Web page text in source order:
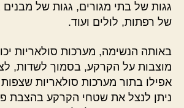
גגות של בתי מגורים, גגות של מבנים
של רפתות, לולים ועוד.
באותה הנשימה, מערכות סולאריות
מוצבות על הקרקע, בסמוך לשדות,
אפילו בתור מערכות סולאריות
ניתן לנצל את שטחי הקרקע בהצבת